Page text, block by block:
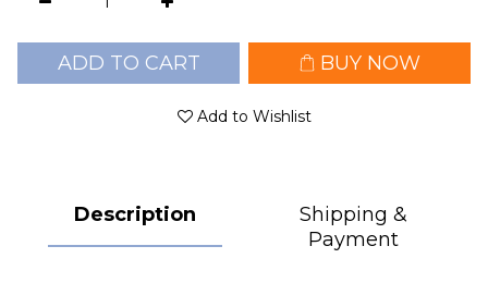
ADD TO CART BUY NOW
Add to Wishlist
Description
Shipping &
Payment